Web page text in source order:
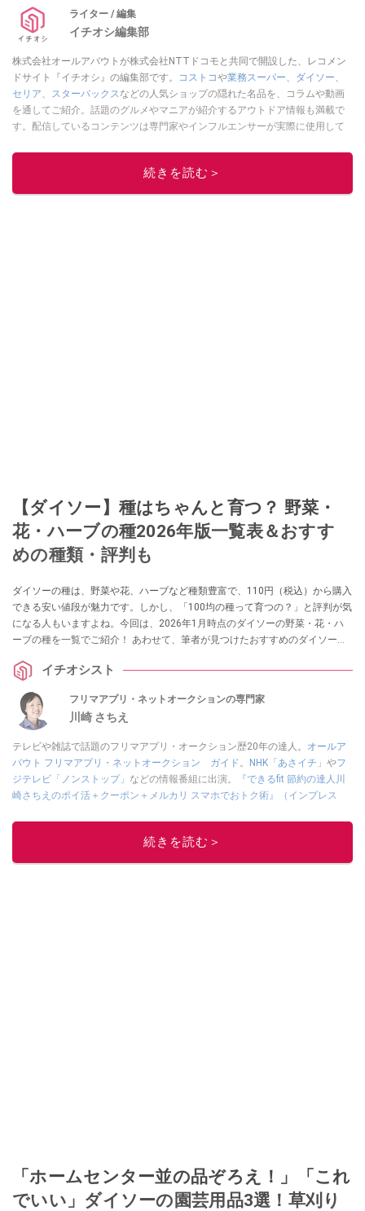
ライター / 編集
イチオシ編集部
株式会社オールアバウトが株式会社NTTドコモと共同で開設した、レコメン
ドサイト『イチオシ』の編集部です。
コストコや業務スーパー、 ダイソー、
セリア、 スターバックスなどの人気ショップの隠れた名品を、コラムや動画
を通してご紹介。話題のグルメやマニアが紹介するアウトドア情報も満載で
す。配信しているコンテンツは専門家やインフルエンサーが実際に使用して
ニュースでフォロー
続きを読む＞
【ダイソー】種はちゃんと育つ？ 野菜・
花・ハーブの種2026年版一覧表＆おすす
めの種類・評判も
ダイソーの種は、野菜や花、ハーブなど種類豊富で、110円（税込）から購入
できる安い値段が魅力です。しかし、「100均の種って育つの？」と評判が気
になる人もいますよね。今回は、2026年1月時点のダイソーの野菜・花・ハ
ーブの種を一覧でご紹介！ あわせて、筆者が見つけたおすすめのダイソーの
めました。イチオシスト
フリマアプリ・ネットオークションの専門家
川崎 さちえ
テレビや雑誌で話題のフリマアプリ・オークション歴20年の達人。 オールア
バウト フリマアプリ・ネットオークション ガイド。 NHK「あさイチ」 やフ
ジテレビ「ノンストップ」 などの情報番組に出演。
『できるfit 節約の達人川
崎さちえのポイ活＋クーポン＋メルカリ スマホでおトク術』（インプレス
的に稼ぐ！』（翔泳社刊）
■経歴：2003年、夫が子育てをするために、突然会社を辞める。翌月からの
続きを読む＞
「ホームセンター並の品ぞろえ！」「これ
でいい」ダイソーの園芸用品3選！草刈り